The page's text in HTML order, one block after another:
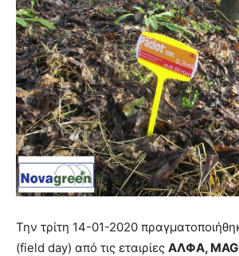
Την τρίτη 14-01-2020
(field day) από τις εταιρίες ΑΛΦΑ,